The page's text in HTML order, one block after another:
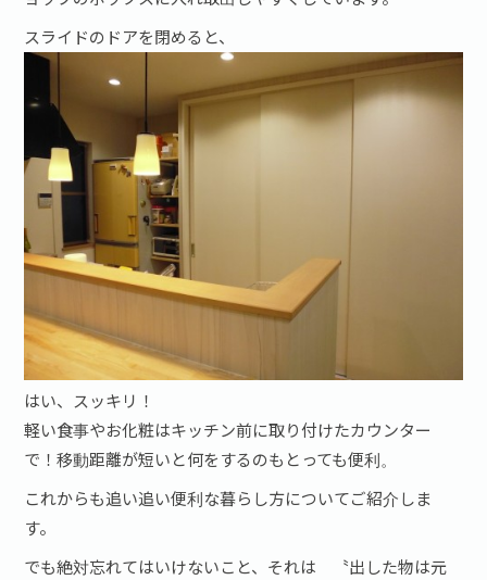
スライドのドアを閉めると、
はい、スッキリ！
軽い食事やお化粧はキッチン前に取り付けたカウンター
で！移動距離が短いと何をするのもとっても便利。
これからも追い追い便利な暮らし方についてご紹介しま
す。
でも絶対忘れてはいけないこと、それは 〝出した物は元